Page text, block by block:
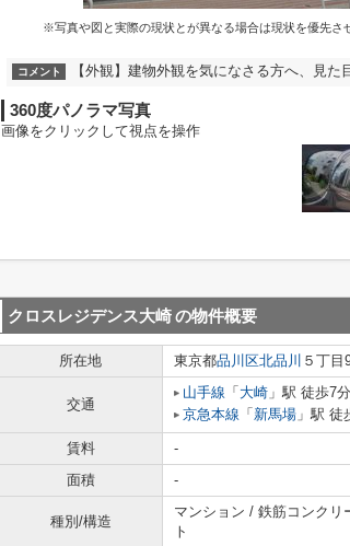
※写真や図と実際の現状とが異なる場合は現状を優先さ
コメント 【外観】建物外観を気になさる方へ、見た
360度パノラマ写真
画像をクリックして視点を操作
クロスレジデンス大崎の物件概要
所在地 東京都品川区北品川 ５丁目
交通
山手線 「 大崎 」駅 徒歩7分
京急本線 「 新馬場 」駅 徒
賃料 -
面積
-
種別/構造
マンション / 鉄筋コンクリ
ト